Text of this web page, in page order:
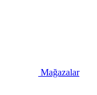
Mağazalar